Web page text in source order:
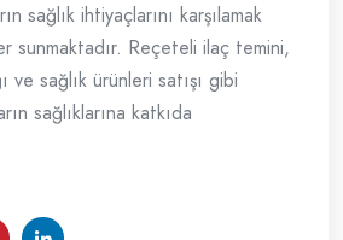
sağlık ihtiyaçlarını karşılamak
sunmaktadır. Reçeteli ilaç temini,
ve sağlık ürünleri satışı gibi
sağlıklarına katkıda